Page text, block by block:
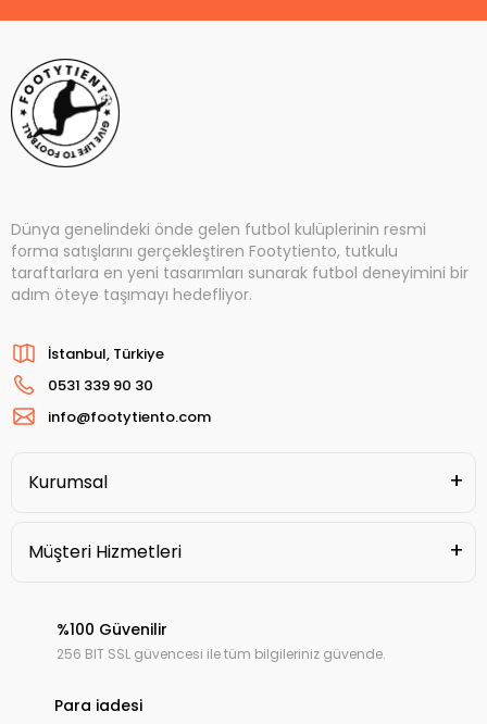
Dünya genelindeki önde gelen futbol kulüplerinin resmi
forma satışlarını gerçekleştiren Footytiento, tutkulu
taraftarlara en yeni tasarımları sunarak futbol deneyimini bir
adım öteye taşımayı hedefliyor.
İstanbul, Türkiye
0531 339 90 30
info@footytiento.com
Kurumsal
Müşteri Hizmetleri
%100 Güvenilir
256 BIT SSL güvencesi ile tüm bilgileriniz güvende.
Para iadesi